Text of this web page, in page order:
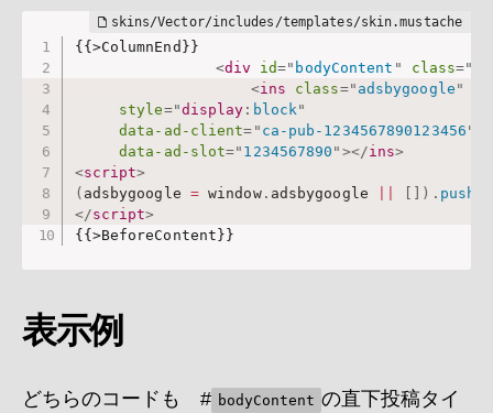
{{>ColumnEnd}}
<div id=" bodyContent " class="
<ins class=" adsbygoogle "
style="display : block "
data-ad-client= " ca-pub-1234567890123456 "
data-ad-slot=" 1234567890 " ></ins>
<script>
( adsbygoogle = window. adsbygoogle [ ] ) . push
</script>
{{>BeforeContent}}
表示例
どちらのコードも # bodyContent の直下投稿タイ